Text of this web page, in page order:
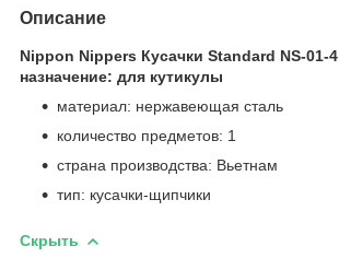
Описание
Nippon Nippers Кусачки Standard NS-01-4
назначение: для кутикулы
материал: нержавеющая сталь
количество предметов: 1
страна производства: Вьетнам
тип: кусачки-щипчики
Скрыть